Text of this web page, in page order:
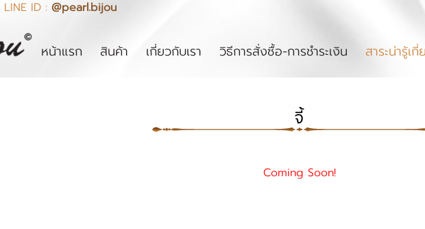
LINE ID : @pearl.bijou
หน้าแรก (current)
สินค้า เกี่ยวกับเรา วิธีการสั่งซื้อ-การชำระเงิน สาระน่ารู้เ
จี้
Coming Soon!